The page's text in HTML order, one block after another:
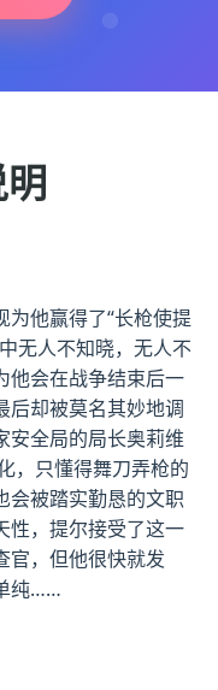
他赢得了“长枪使提
无人不知晓，无人不
他会在战争结束后一
后却被莫名其妙地调
安全局的局长奥莉维
，只懂得舞刀弄枪的
会被踏实勤恳的文职
性，提尔接受了这一
官，但他很快就发
纯……